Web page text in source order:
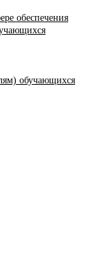
обеспечения
обучающихся